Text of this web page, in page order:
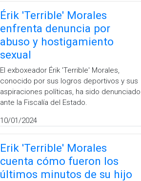
Érik 'Terrible' Morales
enfrenta denuncia por
abuso y hostigamiento
sexual
El exboxeador Érik 'Terrible' Morales,
conocido por sus logros deportivos y sus
aspiraciones políticas, ha sido denunciado
ante la Fiscalía del Estado.
10/01/2024
Erik 'Terrible' Morales
cuenta cómo fueron los
últimos minutos de su hijo